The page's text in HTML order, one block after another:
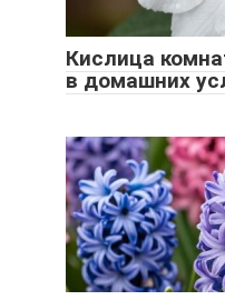
Кислица
в домашних